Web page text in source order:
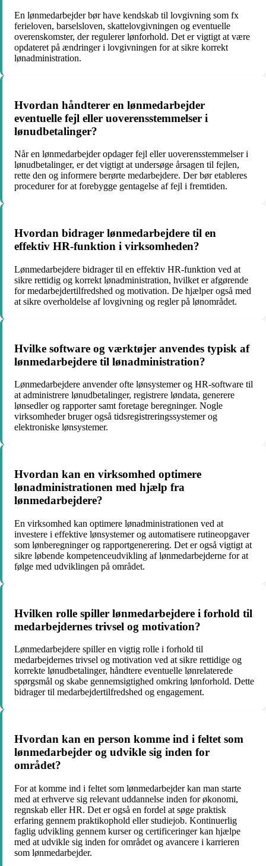
En lønmedarbejder bør have kendskab til lovgivning som fx
ferieloven, barselsloven, skattelovgivningen og eventuelle
overenskomster, der regulerer lønforhold. Det er vigtigt at være
opdateret på ændringer i lovgivningen for at sikre korrekt
lønadministration.
Hvordan håndterer en lønmedarbejder
eventuelle fejl eller uoverensstemmelser i
lønudbetalinger?
Når en lønmedarbejder opdager fejl eller uoverensstemmelser i
lønudbetalinger, er det vigtigt at undersøge årsagen til fejlen,
rette den og informere berørte medarbejdere. Der bør etableres
procedurer for at forebygge gentagelse af fejl i fremtiden.
Hvordan bidrager lønmedarbejdere til en
effektiv HR-funktion i virksomheden?
Lønmedarbejdere bidrager til en effektiv HR-funktion ved at
sikre rettidig og korrekt lønadministration, hvilket er afgørende
for medarbejdertilfredshed og motivation. De hjælper også med
at sikre overholdelse af lovgivning og regler på lønområdet.
Hvilke software og værktøjer anvendes typisk af
lønmedarbejdere til lønadministration?
Lønmedarbejdere anvender ofte lønsystemer og HR-software til
at administrere lønudbetalinger, registrere løndata, generere
lønsedler og rapporter samt foretage beregninger. Nogle
virksomheder bruger også tidsregistreringssystemer og
elektroniske lønsystemer.
Hvordan kan en virksomhed optimere
lønadministrationen med hjælp fra
lønmedarbejdere?
En virksomhed kan optimere lønadministrationen ved at
investere i effektive lønsystemer og automatisere rutineopgaver
som lønberegninger og rapportgenerering. Det er også vigtigt at
sikre løbende kompetenceudvikling af lønmedarbejderne for at
følge med udviklingen på området.
Hvilken rolle spiller lønmedarbejdere i forhold til
medarbejdernes trivsel og motivation?
Lønmedarbejdere spiller en vigtig rolle i forhold til
medarbejdernes trivsel og motivation ved at sikre rettidige og
korrekte lønudbetalinger, håndtere eventuelle lønrelaterede
spørgsmål og skabe gennemsigtighed omkring lønforhold. Dette
bidrager til medarbejdertilfredshed og engagement.
Hvordan kan en person komme ind i feltet som
lønmedarbejder og udvikle sig inden for
området?
For at komme ind i feltet som lønmedarbejder kan man starte
med at erhverve sig relevant uddannelse inden for økonomi,
regnskab eller HR. Det er også en fordel at søge praktisk
erfaring gennem praktikophold eller studiejob. Kontinuerlig
faglig udvikling gennem kurser og certificeringer kan hjælpe
med at udvikle sig inden for området og avancere i karrieren
som lønmedarbejder.